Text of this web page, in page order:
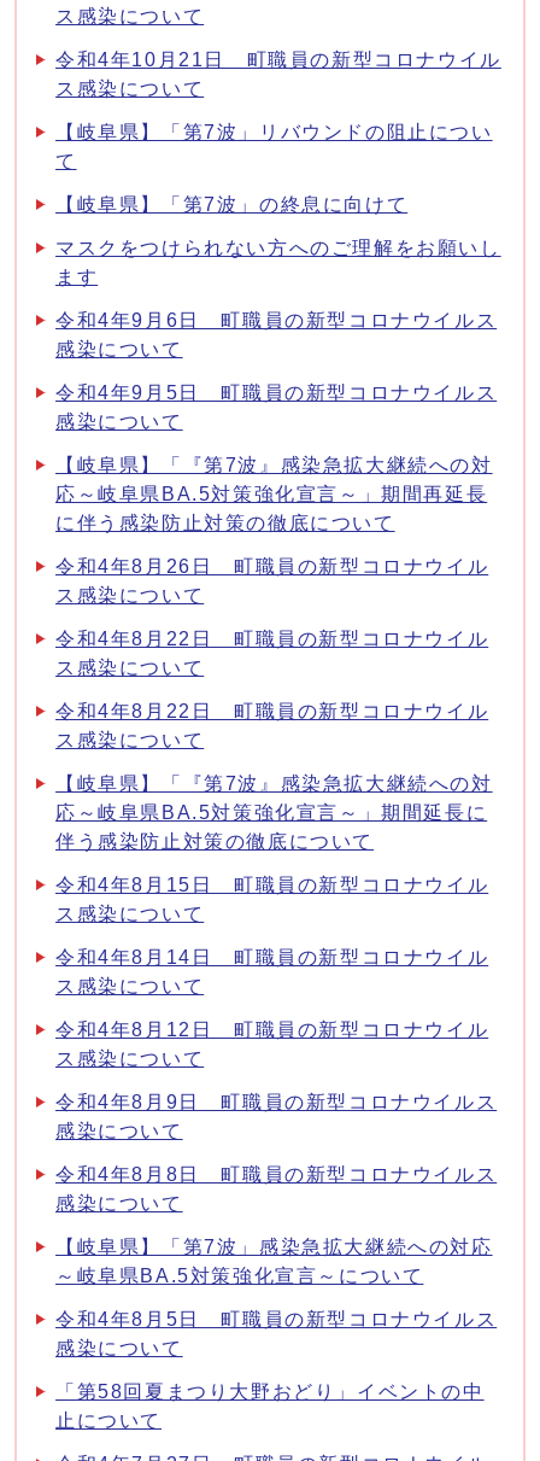
ス感染について
令和4年10月21日 町職員の新型コロナウイル
ス感染について
【岐阜県】「第7波」リバウンドの阻止につい
て
【岐阜県】「第7波」の終息に向けて
マスクをつけられない方へのご理解をお願いし
ます
令和4年9月6日 町職員の新型コロナウイルス
感染について
令和4年9月5日 町職員の新型コロナウイルス
感染について
【岐阜県】「『第7波』感染急拡大継続への対
応～岐阜県BA.5対策強化宣言～」期間再延長
に伴う感染防止対策の徹底について
令和4年8月26日 町職員の新型コロナウイル
ス感染について
令和4年8月22日 町職員の新型コロナウイル
ス感染について
令和4年8月22日 町職員の新型コロナウイル
ス感染について
【岐阜県】「『第7波』感染急拡大継続への対
応～岐阜県BA.5対策強化宣言～」期間延長に
伴う感染防止対策の徹底について
令和4年8月15日 町職員の新型コロナウイル
ス感染について
令和4年8月14日 町職員の新型コロナウイル
ス感染について
令和4年8月12日 町職員の新型コロナウイル
ス感染について
令和4年8月9日 町職員の新型コロナウイルス
感染について
令和4年8月8日 町職員の新型コロナウイルス
感染について
【岐阜県】「第7波」感染急拡大継続への対応
～岐阜県BA.5対策強化宣言～について
令和4年8月5日 町職員の新型コロナウイルス
感染について
「第58回夏まつり大野おどり」イベントの中
止について